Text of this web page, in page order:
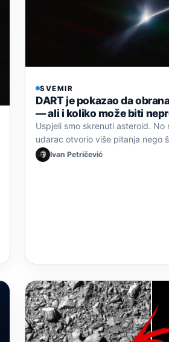
SVEMIR
DART je pokazao da
— ali i koliko može biti
Uspjeli smo skrenuti asteroid.
udarac otvorio više pitanja nego
Ivan Petričević